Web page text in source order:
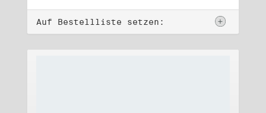
Auf Bestellliste setzen: